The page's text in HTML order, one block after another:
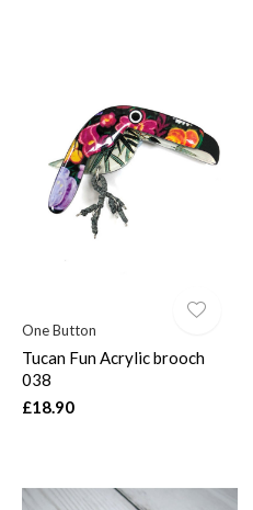
One Button
Tucan Fun Acrylic brooch
038
£18.90